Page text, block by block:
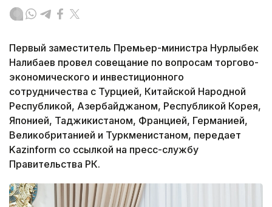
Первый заместитель Премьер-министра Нурлыбек
Налибаев провел совещание по вопросам торгово-
экономического и инвестиционного
сотрудничества с Турцией, Китайской Народной
Республикой, Азербайджаном, Республикой Корея,
Японией, Таджикистаном, Францией, Германией,
Великобританией и Туркменистаном, передает
Kazinform со ссылкой на пресс-службу
Правительства РК.